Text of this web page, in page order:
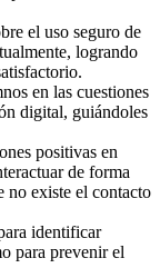
el uso seguro de
logrando
en las cuestiones
digital, guiándoles
positivas en
de forma
no existe el contacto
identificar
para prevenir el